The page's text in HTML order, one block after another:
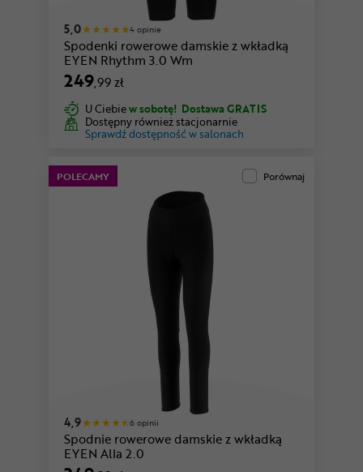
5,0 4 opinie
Spodenki rowerowe damskie z wkładką
EYEN Rhythm 3.0 Wm
249,99 zł
U Ciebiew sobotę! Dostawa GRATIS
Dostępny również stacjonarnie
Sprawdź dostępność w salonach
POLECAMY Porównaj
4,9 6 opinii
Spodnie rowerowe damskie z wkładką
EYEN Alla 2.0